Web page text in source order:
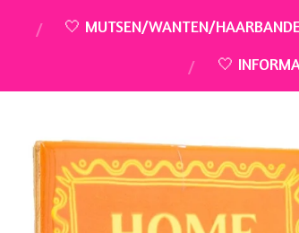
🤍 MUTSEN/WANTEN/
🤍